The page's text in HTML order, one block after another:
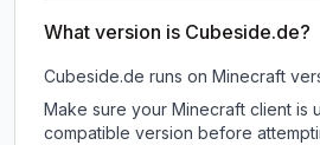
What version is Cubeside.de?
Cubeside.de runs on Minecraft
Make sure your Minecraft client is
compatible version before